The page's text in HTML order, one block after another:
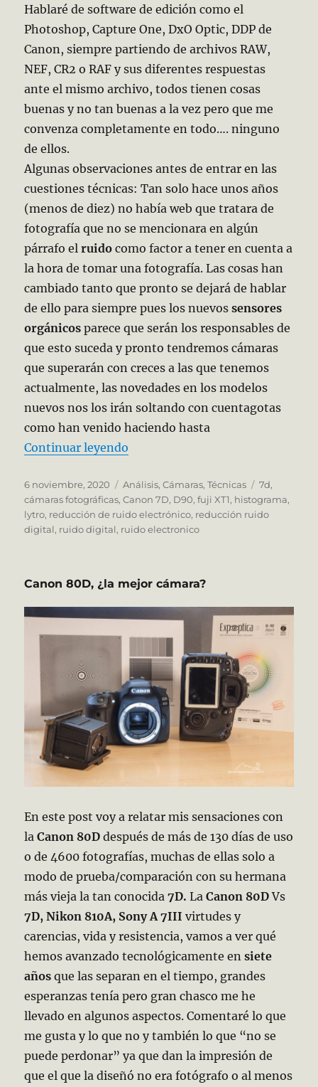
Hablaré de software de edición como el
Photoshop, Capture One, DxO Optic, DDP de
Canon, siempre partiendo de archivos RAW,
NEF, CR2 o RAF y sus diferentes respuestas
ante el mismo archivo, todos tienen cosas
buenas y no tan buenas a la vez pero que me
convenza completamente en todo…. ninguno
de ellos.
Algunas observaciones antes de entrar en las
cuestiones técnicas: Tan solo hace unos años
(menos de diez) no había web que tratara de
fotografía que no se mencionara en algún
párrafo elruido como factor a tener en cuenta a
la hora de tomar una fotografía. Las cosas han
cambiado tanto que pronto se dejará de hablar
de ello para siempre pues los nuevossensores
orgánicos parece que serán los responsables de
que esto suceda y pronto tendremos cámaras
que superarán con creces a las que tenemos
actualmente, las novedades en los modelos
nuevos nos los irán soltando con cuentagotas
como han venido haciendo hasta
Continuar leyendo
Publicado
el
6 noviembre, 2020 Categorías
Análisis,Cámaras,Técnicas Etiquetas
7d,
cámaras fotográficas,Canon 7D, D90,fuji XT1, histograma,
lytro, reducción de ruido electrónico, reducción ruido
digital, ruido digital, ruido electronico
Canon 80D, ¿la mejor cámara?
En este post voy a relatar mis sensaciones con
laCanon 80D después de más de 130 días de uso
o de 4600 fotografías, muchas de ellas solo a
modo de prueba/comparación con su hermana
más vieja la tan conocida7D. La Canon 80DVs
7D, Nikon 810A, Sony A 7IIIvirtudes y
carencias, vida y resistencia, vamos a ver qué
hemos avanzado tecnológicamente ensiete
años que las separan en el tiempo, grandes
esperanzas tenía pero gran chasco me he
llevado en algunos aspectos. Comentaré lo que
me gusta y lo que no y también lo que “no se
puede perdonar” ya que dan la impresión de
que el que la diseñó no era fotógrafo o al menos